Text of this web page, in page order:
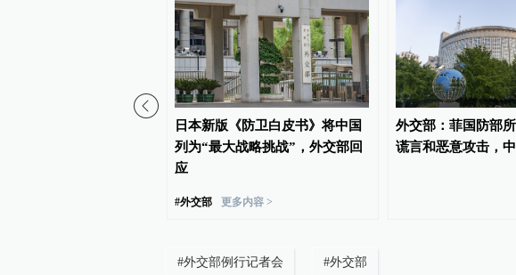
日本新版《防卫白皮书》将中国
列为“最大战略挑战”，外交部回
应
#外交部 更多内容 >
外交部：菲国防部
谎言和恶意攻击，
#外交部例行记者会 #外交部